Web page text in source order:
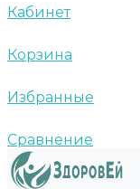
Кабинет
Корзина
Избранные
Сравнение